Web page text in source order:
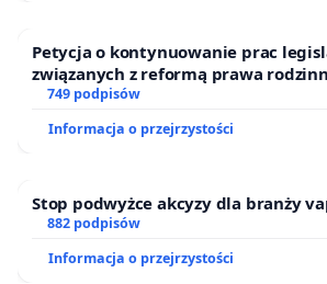
Petycja o kontynuowanie prac
związanych z reformą prawa
749 podpisów
Informacja o przejrzystości
Stop podwyżce akcyzy dla branży
882 podpisów
Informacja o przejrzystości